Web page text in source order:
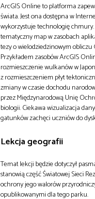
ArcGIS Online to platforma
świata. Jest ona dostępna w
wykorzystuje technologię
tematyczny map w zasobach
tezy o wielodziedzinowym obliczu
Przykładem zasobów ArcGIS
rozmieszczenie wulkanów w
z rozmieszczeniem płyt
zmiany w czasie dochodu
przez Międzynarodową Unię
biologii. Ciekawa wizualizacja
gatunków zachęci uczniów do
Lekcja geografii
Temat lekcji będzie dotyczył
stanowią część Światowej Sieci
ochrony jego walorów
opublikowanymi dla tego parku.